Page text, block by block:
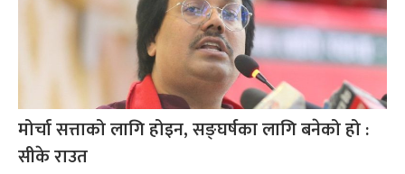
मोर्चा सत्ताको लागि होइन, सङ्घर्षका लागि बनेको हो :
सीके राउत